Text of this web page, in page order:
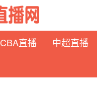
CBA直播 中超直播